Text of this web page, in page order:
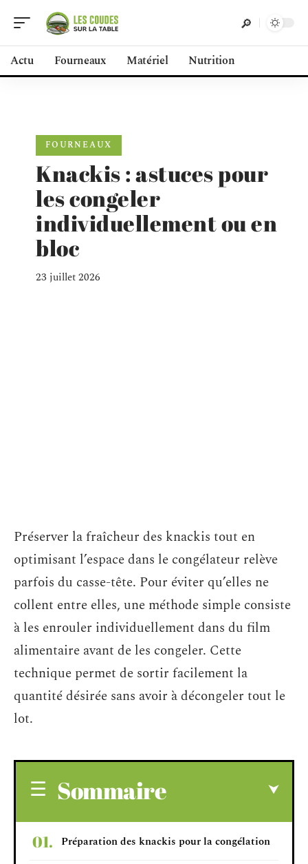
Actu Fourneaux Matériel Nutrition
FOURNEAUX
Knackis : astuces pour
les congeler
individuellement ou en
bloc
23 juillet 2026
Préserver la fraîcheur des knackis tout en
optimisant l’espace dans le congélateur relève
parfois du casse-tête. Pour éviter qu’elles ne
collent entre elles, une méthode simple consiste
à les enrouler individuellement dans du film
alimentaire avant de les congeler. Cette
technique permet de sortir facilement la
quantité désirée sans avoir à décongeler tout le
lot.
Sommaire
Préparation des knackis pour la congélation